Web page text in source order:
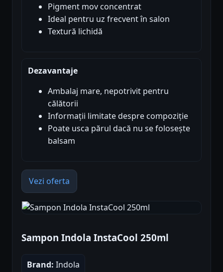
Pigment mov concentrat
Ideal pentru uz frecvent în salon
Textură lichidă
Dezavantaje
Ambalaj mare, nepotrivit pentru
călătorii
Informații limitate despre compoziție
Poate usca părul dacă nu se folosește
balsam
Vezi oferta
Sampon Indola InstaCool 250ml
Brand: Indola